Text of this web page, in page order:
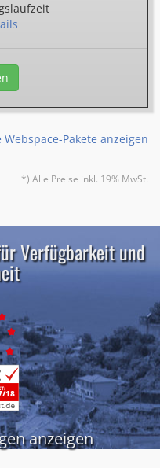
Webspace-Pakete anzeigen
*) Alle Preise inkl. 19% MwSt.
Verfügbarkeit und
anzeigen